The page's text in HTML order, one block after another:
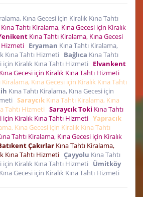
Kına Gecesi için Kiralık Kına Tahtı
Kına Tahtı Kiralama, Kına Gecesi için Kiralık
Kına Tahtı Kiralama, Kına Gecesi
Hizmeti Eryaman Kına Tahtı Kiralama,
Kına Tahtı Hizmeti
Bağlıca Kına Tahtı
için Kiralık Kına Tahtı Hizmeti
Elvankent
Gecesi için Kiralık Kına Tahtı Hizmeti
Kiralama, Kına Gecesi için Kiralık Kına Tahtı
Kına Tahtı Kiralama, Kına Gecesi için
Saraycık Kına Tahtı Kiralama, Kına
Tahtı Hizmeti Saraycık Toki Kına Tahtı
için Kiralık Kına Tahtı Hizmeti Yapracık
Kına Gecesi için Kiralık Kına Tahtı
Tahtı Kiralama, Kına Gecesi için Kiralık
Çakırlar Kına Tahtı Kiralama,
Kına Tahtı Hizmeti Çayyolu Kına Tahtı
için Kiralık Kına Tahtı Hizmeti
Ümitköy
Gecesi için Kiralık Kına Tahtı Hizmeti